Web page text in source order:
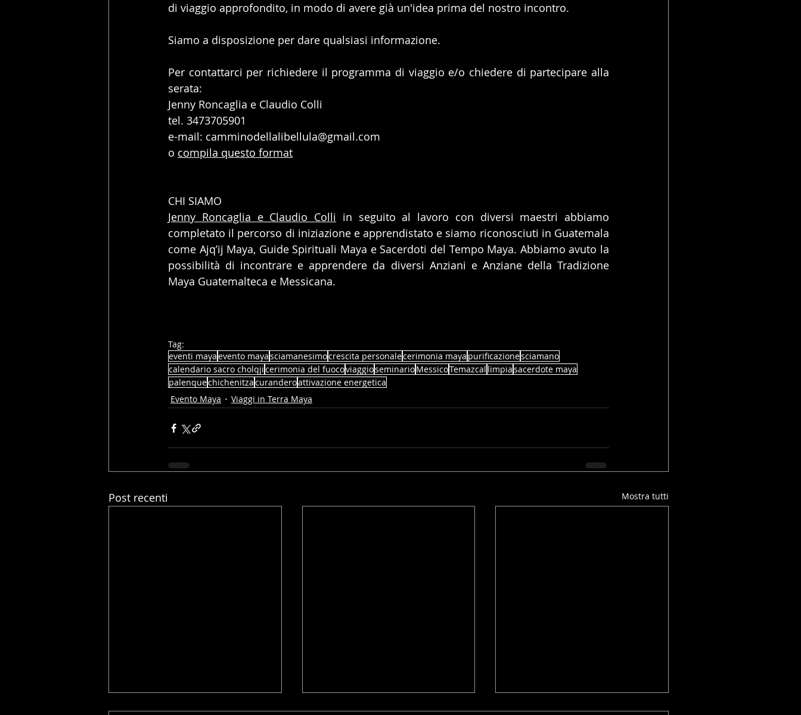
di viaggio approfondito, in modo di avere già un'idea prima del nostro incontro.
Siamo a disposizione per dare qualsiasi informazione.
Per contattarci per richiedere il programma di viaggio e/o chiedere di partecipare alla
serata:
Jenny Roncaglia e Claudio Colli
tel. 3473705901
e-mail: camminodellalibellula@gmail.com
o compila questo format
CHI SIAMO
Jenny Roncaglia e Claudio Colli in seguito al lavoro con diversi maestri abbiamo
completato il percorso di iniziazione e apprendistato e siamo riconosciuti in Guatemala
come Ajq’ij Maya, Guide Spirituali Maya e Sacerdoti del Tempo Maya. Abbiamo avuto la
possibilità di incontrare e apprendere da diversi Anziani e Anziane della Tradizione
Maya Guatemalteca e Messicana.
Tag:
eventi mayaevento mayasciamanesimocrescita personalecerimonia maya purificazionesciamano
calendario sacro cholqjicerimonia del fuocoviaggioseminarioMessicoTemazcal limpiasacerdote maya
palenquechichenitzacuranderoattivazione energetica
Evento Maya
Viaggi in Terra Maya
Post recenti Mostra tutti